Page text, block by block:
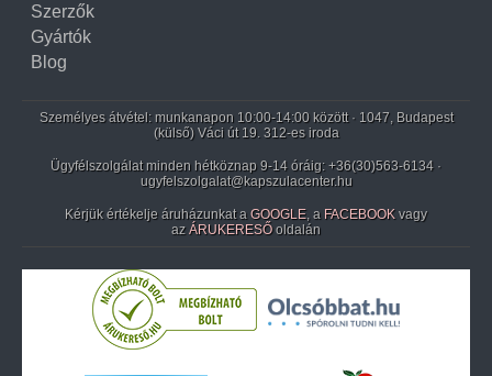
Szerzők
Gyártók
Blog
Személyes átvétel: munkanapon 10:00-14:00 között · 1047, Budapest
(külső) Váci út 19. 312-es iroda
Ügyfélszolgálat minden hétköznap 9-14 óráig: +36(30)563-6134 ·
ugyfelszolgalat@kapszulacenter.hu
Kérjük értékelje áruházunkat a GOOGLE , a FACEBOOK vagy
az ÁRUKERESŐ oldalán